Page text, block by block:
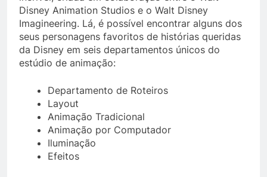
Disney Animation Studios e o Walt Disney
Imagineering. Lá, é possível encontrar alguns dos
seus personagens favoritos de histórias queridas
da Disney em seis departamentos únicos do
estúdio de animação:
Departamento de Roteiros
Layout
Animação Tradicional
Animação por Computador
Iluminação
Efeitos